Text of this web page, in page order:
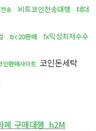
송 비트코인전송대행
테더
trc20판매
fx믹싱최저수수
인판매사이트 코인돈세탁
폐 구매대행_h2M